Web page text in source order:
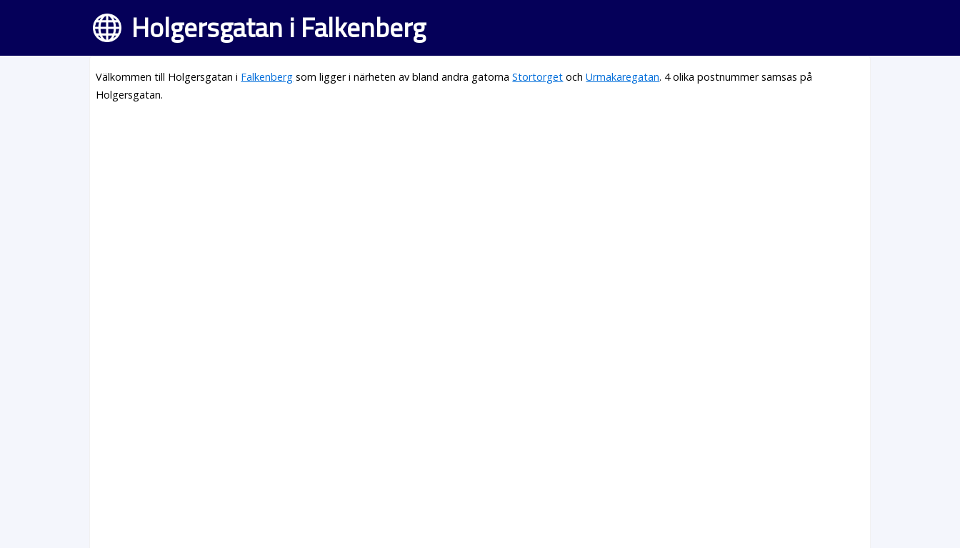
Holgersgatan i Falkenberg
Välkommen till Holgersgatan i Falkenberg som ligger i närheten av bland andra gatornaStortorget ochUrmakaregatan. 4 olika postnummer samsas på
Holgersgatan.